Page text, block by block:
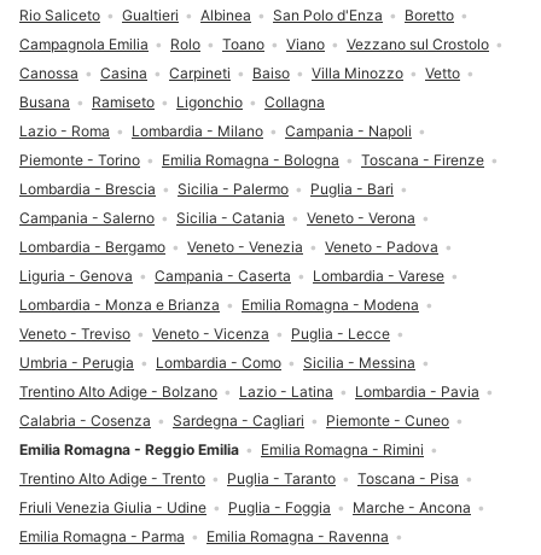
Lazio - Roma Lombardia - Milano
Campania - Napoli
Piemonte - Torino
Emilia Romagna - Bologna
Toscana - Firenze
Lombardia - Brescia
Sicilia - Palermo
Puglia - Bari
Campania - Salerno
Sicilia - Catania
Veneto - Verona
Lombardia - Bergamo
Veneto - Venezia
Veneto - Padova
Liguria - Genova
Campania - Caserta
Lombardia - Varese
Lombardia - Monza e Brianza
Emilia Romagna - Modena
Veneto - Treviso
Veneto - Vicenza
Puglia - Lecce
Umbria - Perugia
Lombardia - Como
Sicilia - Messina
Trentino Alto Adige - Bolzano
Lazio - Latina
Lombardia - Pavia
Calabria - Cosenza
Sardegna - Cagliari
Piemonte - Cuneo
Emilia Romagna - Reggio Emilia
Emilia Romagna - Rimini
Trentino Alto Adige - Trento
Puglia - Taranto
Toscana - Pisa
Friuli Venezia Giulia - Udine
Puglia - Foggia
Marche - Ancona
Emilia Romagna - Parma
Emilia Romagna - Ravenna
Rio Saliceto
Gualtieri Albinea San Polo d'Enza
Boretto
Campagnola Emilia
Rolo Toano Viano
Vezzano sul Crostolo
Canossa
Casina Carpineti Baiso Villa Minozzo
Vetto
Busana
Ramiseto Ligonchio Collagna